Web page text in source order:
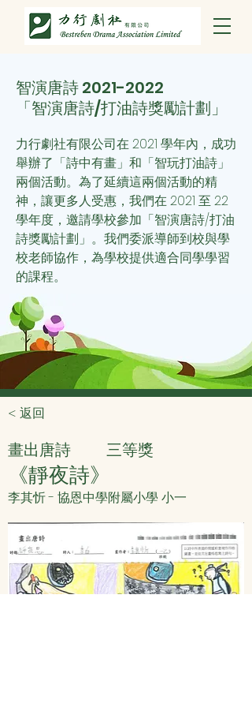
智演唐詩2021-2022
「智演唐詩/打油詩獎勵計劃」
力行劇社有限公司在 2021 學年內，成功
舉辦了「詩中有畫」和「智玩打油詩」
兩個活動。為了延續這兩個活動的精
神，讓更多人受惠，我們在 2021 至 22
學年度，邀請學校參加「智演唐詩/打油
詩獎勵計劃」。我們委派導師到校與學
校老師協作，為學校提供適合同學學習
的課程。
< 返回
畫出唐詩 三等獎
《靜夜詩》
李其忻 - 協恩中學附屬小學 小一